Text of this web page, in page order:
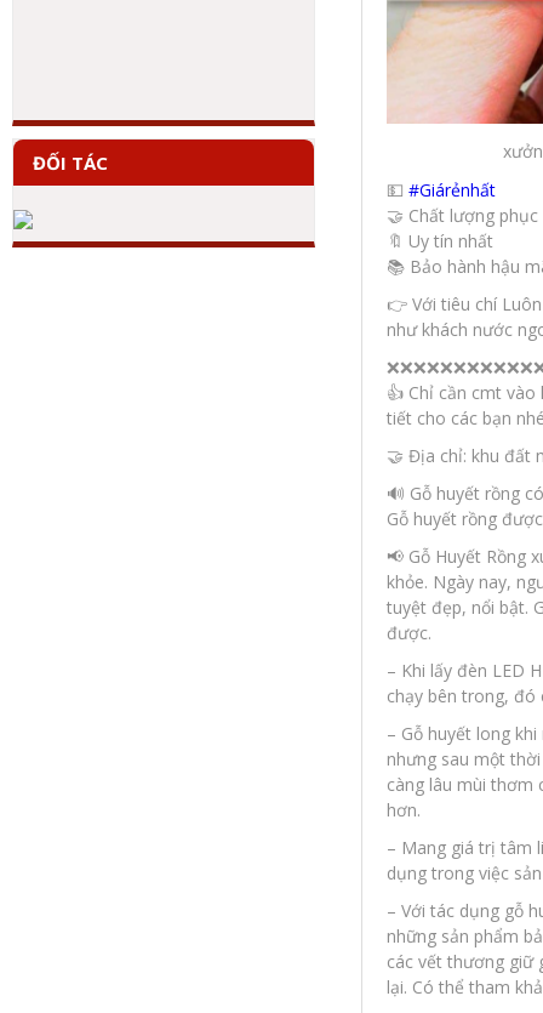
💵 #Giárẻnhất
🤝 Chất lượng
🔖 Uy tín nhất
📚 Bảo hành hậu
👉 Với tiêu chí
như khách nước
❌❌❌❌❌❌❌❌❌❌❌
👍 Chỉ cần cmt vào
tiết cho các bạn
🤝 Địa chỉ: khu đất
🔊 Gỗ huyết rồng
Gỗ huyết rồng
📢 Gỗ Huyết Rồng
khỏe. Ngày nay,
tuyệt đẹp, nổi bật.
được.
– Khi lấy đèn LED
chạy bên trong, đó
– Gỗ huyết long
nhưng sau một
càng lâu mùi thơm
hơn.
– Mang giá trị tâm
dụng trong việc
– Với tác dụng gỗ
những sản phẩm
các vết thương giữ
lại. Có thể tham
ĐỐI TÁC